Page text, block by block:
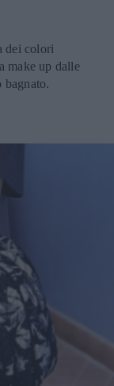
dei colori
make up dalle
bagnato.